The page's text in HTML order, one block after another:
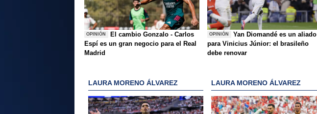
OPINIÓN
El cambio Gonzalo - Carlos
Espí es un gran negocio para el Real
Madrid
OPINIÓN
Yan Diomandé es un aliado
para Vinicius Júnior: el brasileño
debe renovar
LAURA MORENO ÁLVAREZ LAURA MORENO ÁLVAREZ